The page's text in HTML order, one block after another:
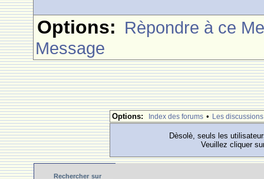
Options: Rèpondre à ce
Message
Options: Index des forums • Les discussions
Dèsolè, seuls les
Veuillez cliquer
Rechercher sur